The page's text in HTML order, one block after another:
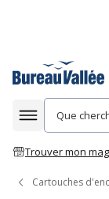
Afficher la
Trouver mon
Cartouches